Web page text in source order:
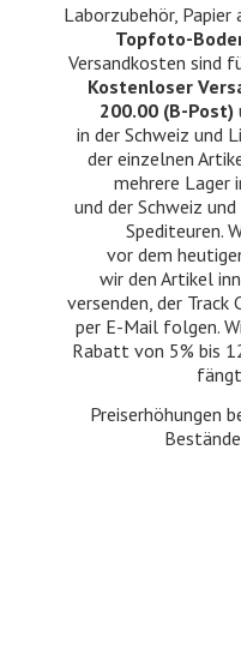
Laborzubehör, Papier
Topfoto-
Versandkosten sind
Kostenloser
200.00 (B-Post)
in der Schweiz und
der einzelnen
mehrere Lager
und der Schweiz
Spediteuren.
vor dem
wir den Artikel
versenden, der Track
per E-Mail folgen.
Rabatt von 5% bis
Preiserhöhungen